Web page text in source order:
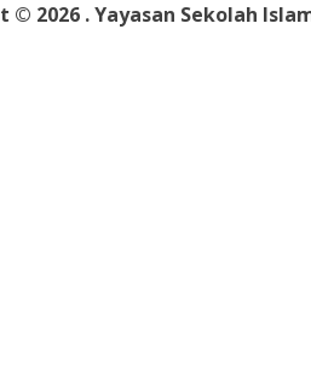
© 2026 . Yayasan Sekolah